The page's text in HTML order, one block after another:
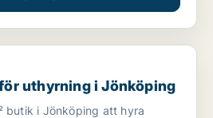
i Jönköping
uthyrning i Jönköping
butik i Jönköping att hyra